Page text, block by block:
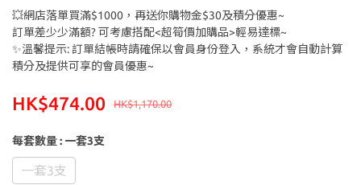
💥網店落單買滿$1000，再送你購物金$30及積分優惠~
訂單差少少滿額? 可考慮搭配<超筍價加購品>輕易達標~
✨溫馨提示: 訂單結帳時請確保以會員身份登入，系統才會自動計算
積分及提供可享的會員優惠~
HK$1,170.00
HK$474.00
每套數量: 一套3支
一套3支